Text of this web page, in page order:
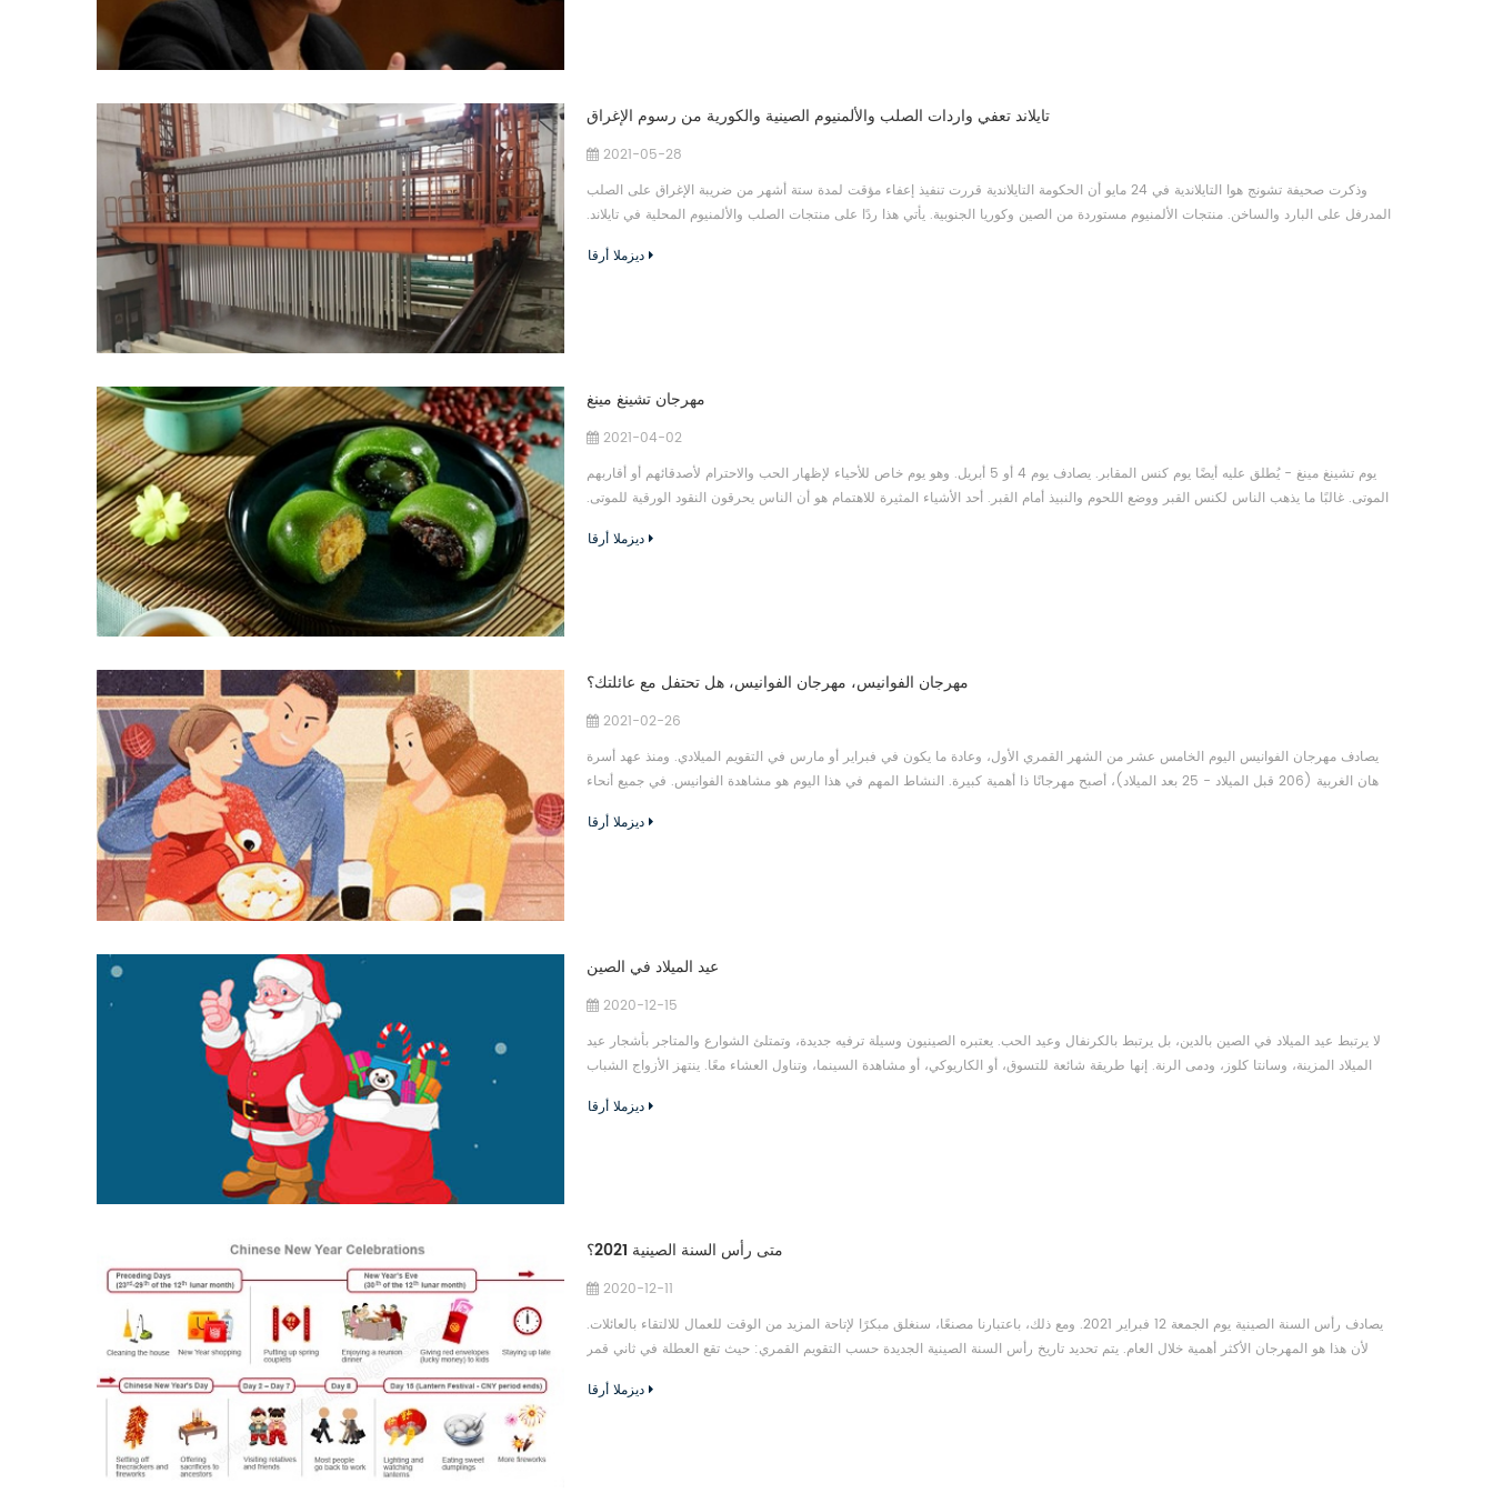
تايلاند تعفي واردات الصلب والألمنيوم الصينية والكورية من رسوم الإغراق
2021-05-28
وذكرت صحيفة تشونج هوا التايلاندية في 24 مايو أن الحكومة التايلاندية قررت تنفيذ إعفاء مؤقت لمدة ستة أشهر من ضريبة الإغراق على الصلب
المدرفل على البارد والساخن. منتجات الألمنيوم مستوردة من الصين وكوريا الجنوبية. يأتي هذا ردًا على منتجات الصلب والألمنيوم المحلية في تايلاند.
ديزملا أرقا
مهرجان تشينغ مينغ
2021-04-02
يوم تشينغ مينغ - يُطلق عليه أيضًا يوم كنس المقابر. يصادف يوم 4 أو 5 أبريل. وهو يوم خاص للأحياء لإظهار الحب والاحترام لأصدقائهم أو أقاربهم
الموتى. غالبًا ما يذهب الناس لكنس القبر ووضع اللحوم والنبيذ أمام القبر. أحد الأشياء المثيرة للاهتمام هو أن الناس يحرقون النقود الورقية للموتى.
ديزملا أرقا
مهرجان الفوانيس، مهرجان الفوانيس، هل تحتفل مع عائلتك؟
2021-02-26
يصادف مهرجان الفوانيس اليوم الخامس عشر من الشهر القمري الأول، وعادة ما يكون في فبراير أو مارس في التقويم الميلادي. ومنذ عهد أسرة
هان الغربية (206 قبل الميلاد - 25 بعد الميلاد)، أصبح مهرجانًا ذا أهمية كبيرة. النشاط المهم في هذا اليوم هو مشاهدة الفوانيس. في جميع أنحاء
ديزملا أرقا
عيد الميلاد في الصين
2020-12-15
لا يرتبط عيد الميلاد في الصين بالدين، بل يرتبط بالكرنفال وعيد الحب. يعتبره الصينيون وسيلة ترفيه جديدة، وتمتلئ الشوارع والمتاجر بأشجار عيد
الميلاد المزينة، وسانتا كلوز، ودمى الرنة. إنها طريقة شائعة للتسوق، أو الكاريوكي، أو مشاهدة السينما، وتناول العشاء معًا. ينتهز الأزواج الشباب
ديزملا أرقا
متى رأس السنة الصينية 2021؟
2020-12-11
يصادف رأس السنة الصينية يوم الجمعة 12 فبراير 2021. ومع ذلك، باعتبارنا مصنعًا، سنغلق مبكرًا لإتاحة المزيد من الوقت للعمال للالتقاء بالعائلات.
لأن هذا هو المهرجان الأكثر أهمية خلال العام. يتم تحديد تاريخ رأس السنة الصينية الجديدة حسب التقويم القمري: حيث تقع العطلة في ثاني قمر
ديزملا أرقا